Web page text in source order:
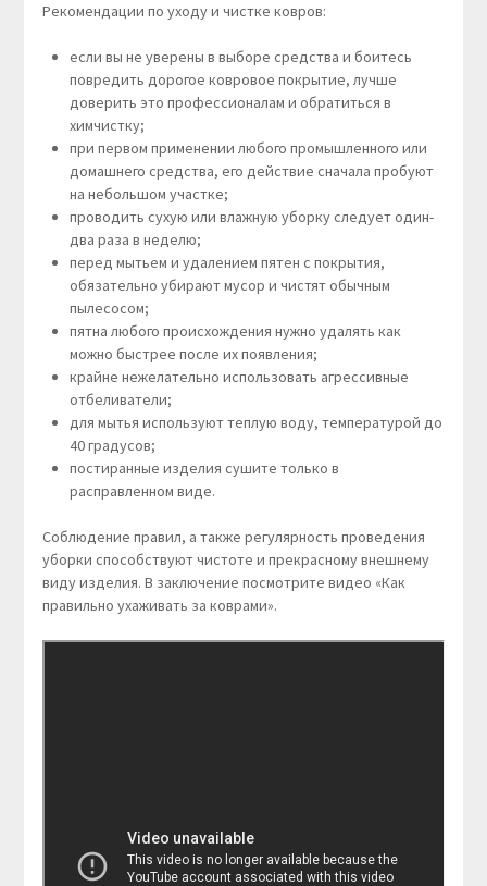
Рекомендации по уходу и чистке ковров:
если вы не уверены в выборе средства и боитесь
повредить дорогое ковровое покрытие, лучше
доверить это профессионалам и обратиться в
химчистку;
при первом применении любого промышленного или
домашнего средства, его действие сначала пробуют
на небольшом участке;
проводить сухую или влажную уборку следует один-
два раза в неделю;
перед мытьем и удалением пятен с покрытия,
обязательно убирают мусор и чистят обычным
пылесосом;
пятна любого происхождения нужно удалять как
можно быстрее после их появления;
крайне нежелательно использовать агрессивные
отбеливатели;
для мытья используют теплую воду, температурой до
40 градусов;
постиранные изделия сушите только в
расправленном виде.
Соблюдение правил, а также регулярность проведения
уборки способствуют чистоте и прекрасному внешнему
виду изделия. В заключение посмотрите видео «Как
правильно ухаживать за коврами».